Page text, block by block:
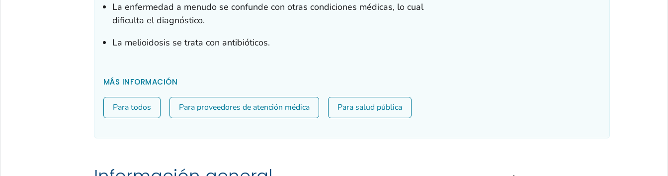
La enfermedad a menudo se confunde con otras condiciones médicas, lo cual
dificulta el diagnóstico.
La melioidosis se trata con antibióticos.
MÁS INFORMACIÓN
Para todos Para proveedores de atención médica Para salud pública